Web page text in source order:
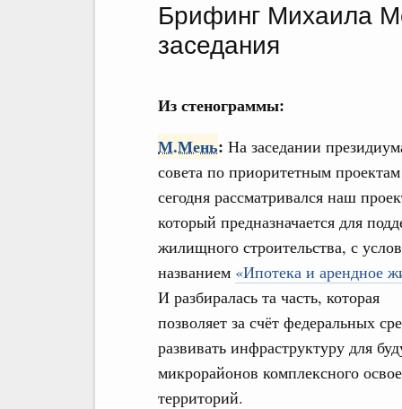
Брифинг Михаила
заседания
Из стенограммы:
М.Мень: На заседании
совета по приоритетным проектам
сегодня рассматривался наш
который предназначается для
жилищного строительства, с
названием «Ипотека и арендное
И разбиралась та часть, которая
позволяет за счёт федеральных
развивать инфраструктуру для
микрорайонов комплексного
территорий.